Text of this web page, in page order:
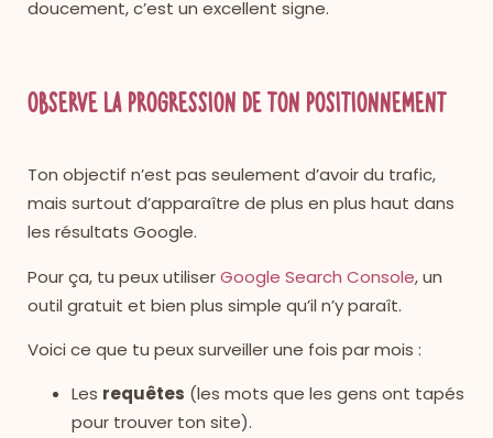
doucement, c’est un excellent signe.
Observe la progression de ton positionnement
Ton objectif n’est pas seulement d’avoir du trafic,
mais surtout d’apparaître de plus en plus haut dans
les résultats Google.
Pour ça, tu peux utiliserGoogle Search Console, un
outil gratuit et bien plus simple qu’il n’y paraît.
Voici ce que tu peux surveiller une fois par mois :
Les requêtes (les mots que les gens ont tapés
pour trouver ton site).